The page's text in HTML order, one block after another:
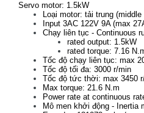
Servo motor: 1.5kW
Loại motor: tải trung
Input 3AC 122V 9A (max
Chạy liên tục - Continuous
rated output: 1.5kW
rated torque: 7.16
Tốc độ chạy liên tục: max
Tốc độ tối đa: 3000 r/min
Tốc độ tức thời: max 3450
Max torque: 21.6 N.m
Power rate at continuous
Mô men khởi động - Inertia